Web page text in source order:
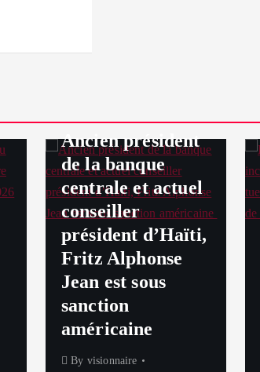
Ancien président
de la banque
centrale et actuel
conseiller
président d’Haïti,
Fritz Alphonse
Jean est sous
sanction
américaine
By visionnaire